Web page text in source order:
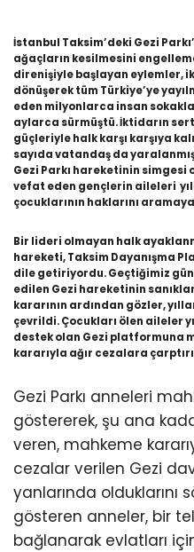
İstanbul Taksim’deki Gezi
ağaçların kesilmesini
direnişiyle başlayan eylemler,
dönüşerek tüm Türkiye’ye
eden milyonlarca insan
aylarca sürmüştü. İktidarın
güçleriyle halk karşı karşıya
sayıda vatandaş da
Gezi Parkı hareketinin
vefat eden gençlerin aileleri
çocuklarının haklarını
Bir lideri olmayan halk
hareketi, Taksim Dayanışma
dile getiriyordu. Geçtiğimiz
edilen Gezi hareketinin
kararının ardından gözler,
çevrildi. Çocukları ölen aileler
destek olan Gezi platformuna
kararıyla ağır cezalara
Gezi Parkı anneleri
göstererek, şu ana
veren, mahkeme
cezalar verilen Gezi
yanlarında olduklarını
gösteren anneler, bir
bağlanarak evlatları